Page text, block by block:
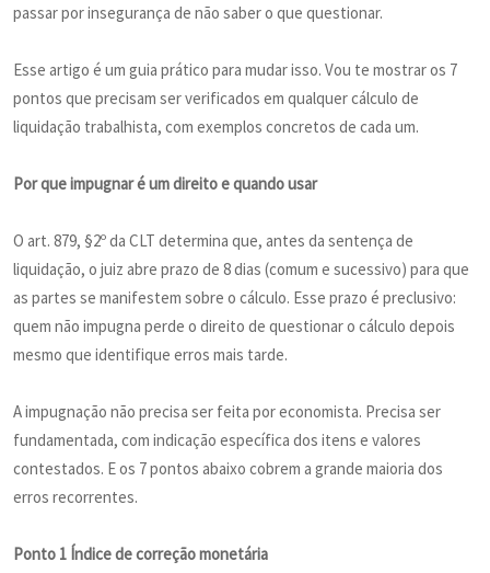
passar por insegurança de não saber o que questionar.
Esse artigo é um guia prático para mudar isso. Vou te mostrar os 7
pontos que precisam ser verificados em qualquer cálculo de
liquidação trabalhista, com exemplos concretos de cada um.
Por que impugnar é um direito e quando usar
O art. 879, §2º da CLT determina que, antes da sentença de
liquidação, o juiz abre prazo de 8 dias (comum e sucessivo) para que
as partes se manifestem sobre o cálculo. Esse prazo é preclusivo:
quem não impugna perde o direito de questionar o cálculo depois
mesmo que identifique erros mais tarde.
A impugnação não precisa ser feita por economista. Precisa ser
fundamentada, com indicação específica dos itens e valores
contestados. E os 7 pontos abaixo cobrem a grande maioria dos
erros recorrentes.
Ponto 1 Índice de correção monetária